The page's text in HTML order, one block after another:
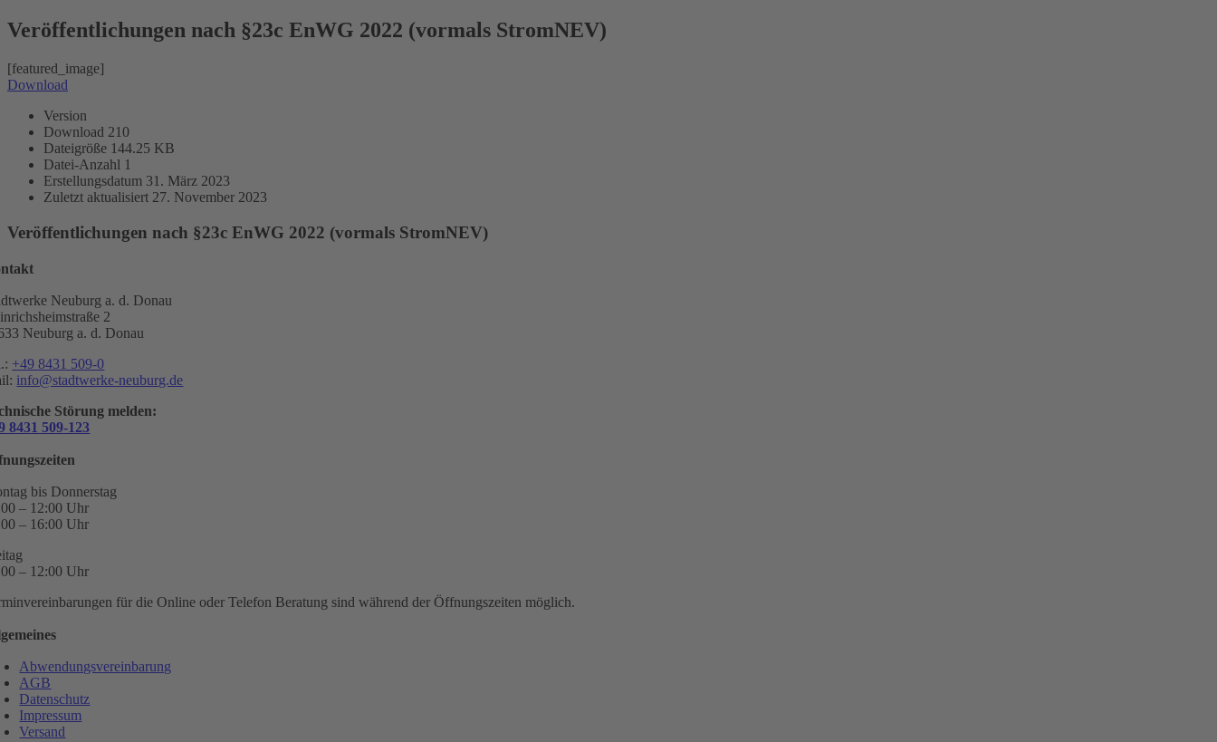
Veröffentlichungen nach §23c EnWG 2022 (vormals StromNEV)
[featured_image]
Download
Version
Download 210
Dateigröße 144.25 KB
Datei-Anzahl 1
Erstellungsdatum 31. März 2023
Zuletzt aktualisiert 27. November 2023
Veröffentlichungen nach §23c EnWG 2022 (vormals StromNEV)
Neuburg a. d. Donau
2
Neuburg a. d. Donau
+49 8431 509-0
info@stadtwerke-neuburg.de
Störung melden:
8431 509-123
bis Donnerstag
– 12:00 Uhr
– 16:00 Uhr
– 12:00 Uhr
für die Online oder Telefon Beratung sind während der Öffnungszeiten möglich.
Abwendungsvereinbarung
AGB
Datenschutz
Impressum
Versand